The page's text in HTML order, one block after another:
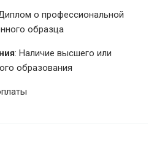
о профессиональной
образца
: Наличие высшего или
образования